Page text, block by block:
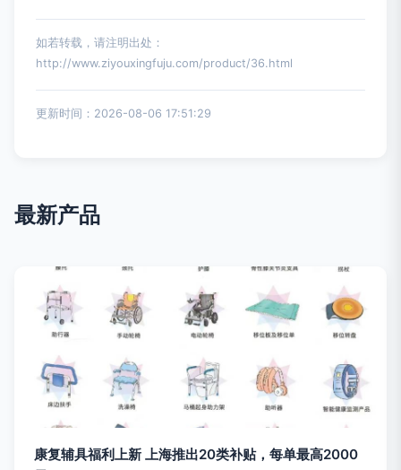
如若转载，请注明出处：
http://www.ziyouxingfuju.com/product/36.html
更新时间：2026-08-06 17:51:29
最新产品
康复辅具福利上新 上海推出20类补贴，每单最高2000